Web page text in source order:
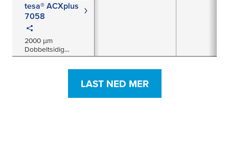
tesa® ACXplus
7058
2000 µm
Dobbeltsidig
Akrylkjernetape
LAST NED MER